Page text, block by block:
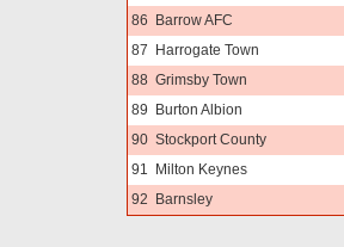
86
Barrow AFC
87
Harrogate Town
88 Grimsby Town
89
Burton Albion
90 Stockport County
91
Milton Keynes
92
Barnsley